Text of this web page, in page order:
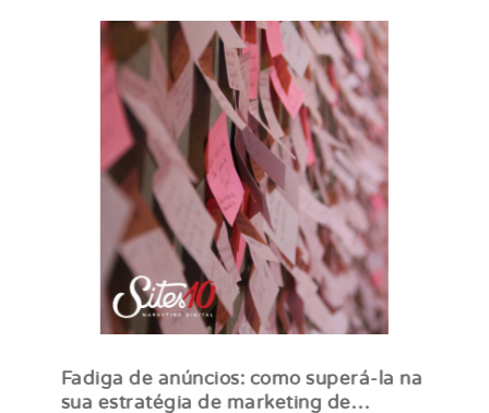
Fadiga de anúncios: como superá-la na
sua estratégia de marketing de